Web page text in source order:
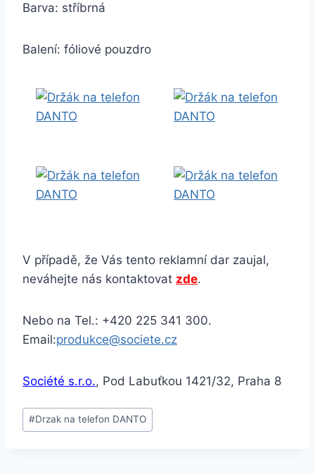
Barva: stříbrná
Balení: fóliové pouzdro
V případě, že Vás tento reklamní dar zaujal,
neváhejte nás kontaktovat zde.
Nebo na Tel.: +420 225 341 300.
Email:produkce@societe.cz
Société s.r.o., Pod Labuťkou 1421/32, Praha 8
#Drzak na telefon DANTO